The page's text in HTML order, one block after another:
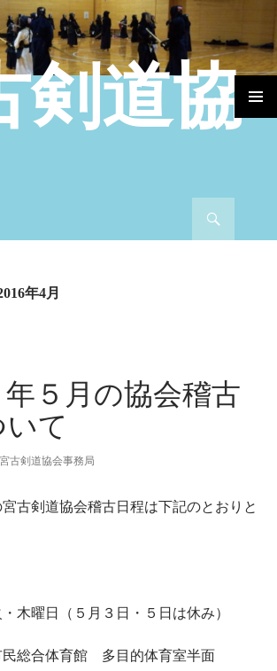
剣道協
年4月
５月の協会稽古
いて
宮古剣道協会事務局
古剣道協会稽古日程は下記のとおりと
曜日（５月３日・５日は休み）
総合体育館 多目的体育室半面